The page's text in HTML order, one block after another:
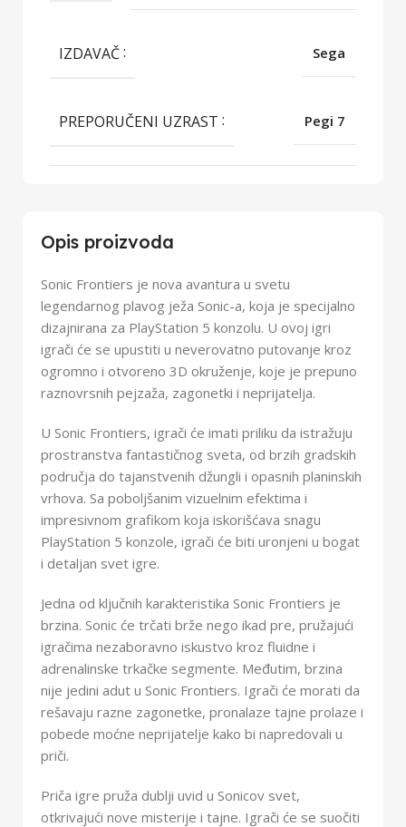
Opis proizvoda
Sonic Frontiers je nova avantura u svetu
legendarnog plavog ježa Sonic-a, koja je specijalno
dizajnirana za PlayStation 5 konzolu. U ovoj igri
igrači će se upustiti u neverovatno putovanje kroz
ogromno i otvoreno 3D okruženje, koje je prepuno
raznovrsnih pejzaža, zagonetki i neprijatelja.
U Sonic Frontiers, igrači će imati priliku da istražuju
prostranstva fantastičnog sveta, od brzih gradskih
područja do tajanstvenih džungli i opasnih planinskih
vrhova. Sa poboljšanim vizuelnim efektima i
impresivnom grafikom koja iskorišćava snagu
PlayStation 5 konzole, igrači će biti uronjeni u bogat
i detaljan svet igre.
Jedna od ključnih karakteristika Sonic Frontiers je
brzina. Sonic će trčati brže nego ikad pre, pružajući
igračima nezaboravno iskustvo kroz fluidne i
adrenalinske trkačke segmente. Međutim, brzina
nije jedini adut u Sonic Frontiers. Igrači će morati da
rešavaju razne zagonetke, pronalaze tajne prolaze i
pobede moćne neprijatelje kako bi napredovali u
priči.
Priča igre pruža dublji uvid u Sonicov svet,
otkrivajući nove misterije i tajne. Igrači će se suočiti
IZDAVAČ Sega
PREPORUČENI UZRAST Pegi 7